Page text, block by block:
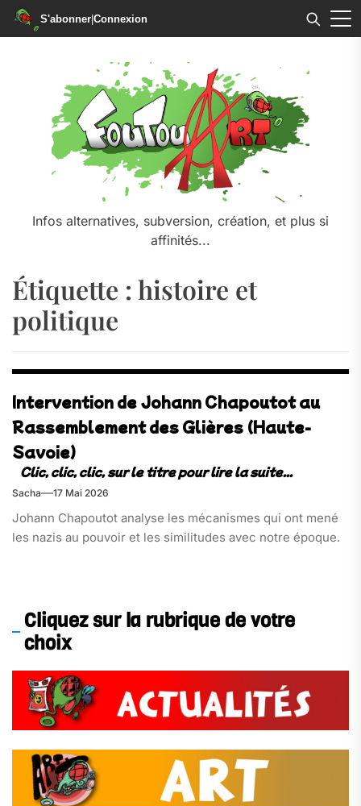
S'abonner|Connexion
Infos alternatives, subversion, création, et plus si
affinités...
Étiquette : histoire et
politique
Intervention de Johann Chapoutot au
Rassemblement des Glières (Haute-
Savoie)
Sacha 17 Mai 2026
Johann Chapoutot analyse les mécanismes qui ont mené
les nazis au pouvoir et les similitudes avec notre époque.
Cliquez sur la rubrique de votre
choix